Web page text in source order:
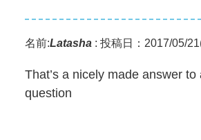
名前:Latasha : 投稿日：2017/05/
That’s a nicely made answer to
question